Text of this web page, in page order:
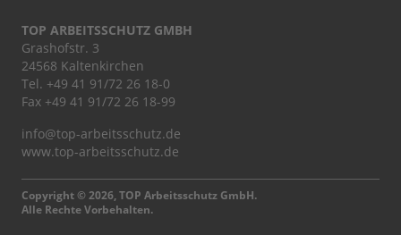
TOP ARBEITSSCHUTZ GMBH
Grashofstr. 3
24568 Kaltenkirchen
Tel. +49 41 91/72 26 18-0
Fax +49 41 91/72 26 18-99
info@top-arbeitsschutz.de
www.top-arbeitsschutz.de
Copyright © 2026, TOP Arbeitsschutz GmbH.
Alle Rechte Vorbehalten.